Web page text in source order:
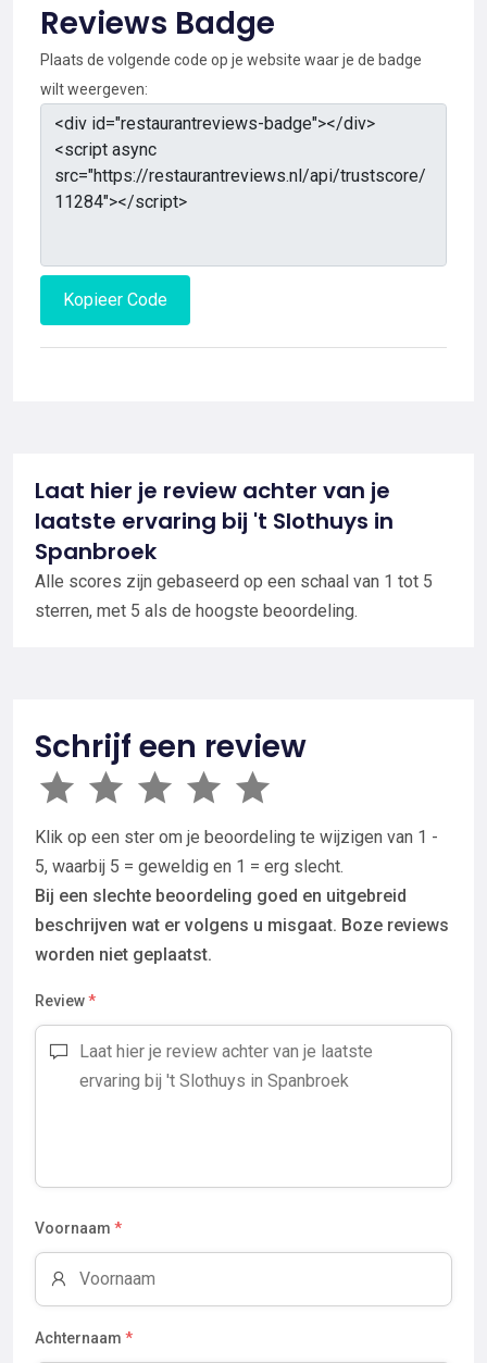
Reviews Badge
Plaats de volgende code op je website waar je de badge
wilt weergeven:
Kopieer Code
Laat hier je review achter van je
laatste ervaring bij 't Slothuys in
Spanbroek
Alle scores zijn gebaseerd op een schaal van 1 tot 5
sterren, met 5 als de hoogste beoordeling.
Schrijf een review
Klik op een ster om je beoordeling te wijzigen van 1 -
5, waarbij 5 = geweldig en 1 = erg slecht.
Bij een slechte beoordeling goed en uitgebreid
beschrijven wat er volgens u misgaat. Boze reviews
worden niet geplaatst.
Review*
Voornaam *
Achternaam *